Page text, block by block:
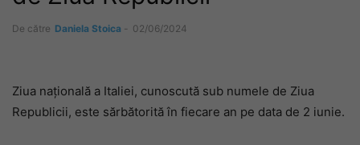
De către Daniela Stoica - 02/06/2024
Ziua națională a Italiei, cunoscută sub numele de Ziua
Republicii, este sărbătorită în fiecare an pe data de 2 iunie.